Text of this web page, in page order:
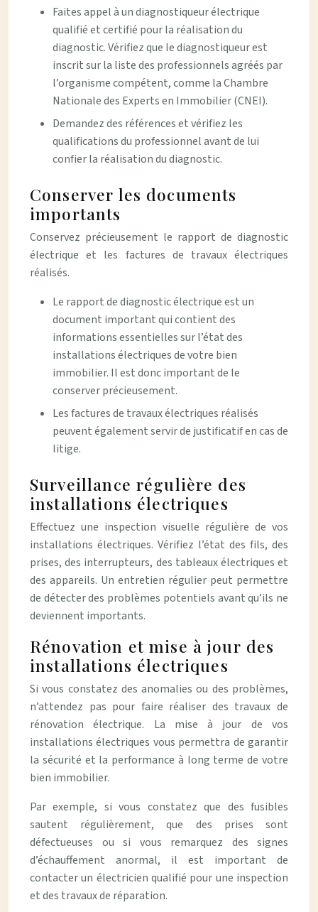
Faites appel à un diagnostiqueur électrique
qualifié et certifié pour la réalisation du
diagnostic. Vérifiez que le diagnostiqueur est
inscrit sur la liste des professionnels agréés par
l’organisme compétent, comme la Chambre
Nationale des Experts en Immobilier (CNEI).
Demandez des références et vérifiez les
qualifications du professionnel avant de lui
confier la réalisation du diagnostic.
Conserver les documents
importants
Conservez précieusement le rapport de diagnostic
électrique et les factures de travaux électriques
réalisés.
Le rapport de diagnostic électrique est un
document important qui contient des
informations essentielles sur l’état des
installations électriques de votre bien
immobilier. Il est donc important de le
conserver précieusement.
Les factures de travaux électriques réalisés
peuvent également servir de justificatif en cas de
litige.
Surveillance régulière des
installations électriques
Effectuez une inspection visuelle régulière de vos
installations électriques. Vérifiez l’état des fils, des
prises, des interrupteurs, des tableaux électriques et
des appareils. Un entretien régulier peut permettre
de détecter des problèmes potentiels avant qu’ils ne
deviennent importants.
Rénovation et mise à jour des
installations électriques
Si vous constatez des anomalies ou des problèmes,
n’attendez pas pour faire réaliser des travaux de
rénovation électrique. La mise à jour de vos
installations électriques vous permettra de garantir
la sécurité et la performance à long terme de votre
bien immobilier.
Par exemple, si vous constatez que des fusibles
sautent régulièrement, que des prises sont
défectueuses ou si vous remarquez des signes
d’échauffement anormal, il est important de
contacter un électricien qualifié pour une inspection
et des travaux de réparation.